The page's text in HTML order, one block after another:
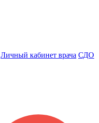
Личный кабинет врача СДО